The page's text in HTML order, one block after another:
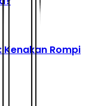
Kenakan Rompi